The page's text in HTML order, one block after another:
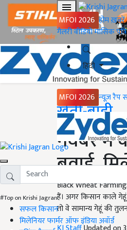
MFOI 2026 होमख़बरें
गैलरीवीडियोमासिक
हिंदी
MFOI 2026 न्यूज़ रैप
#Top on Krishi Jagran
सफल किसान
मिलेनियर फार्मर ऑफ इंडिया अवॉर्ड
Home
खेती-बाड़ी
नवंबर में
बुवाई,
Black Wheat
हैं। अगर किसान काले
तो वे सामान्य गेहूं की